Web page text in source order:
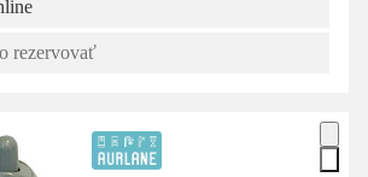
rezervovať